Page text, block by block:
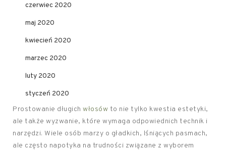
czerwiec 2020
maj 2020
kwiecień 2020
marzec 2020
luty 2020
styczeń 2020
Prostowanie długich włosów to nie tylko kwestia estetyki,
ale także wyzwanie, które wymaga odpowiednich technik i
narzędzi. Wiele osób marzy o gładkich, lśniących pasmach,
ale często napotyka na trudności związane z wyborem